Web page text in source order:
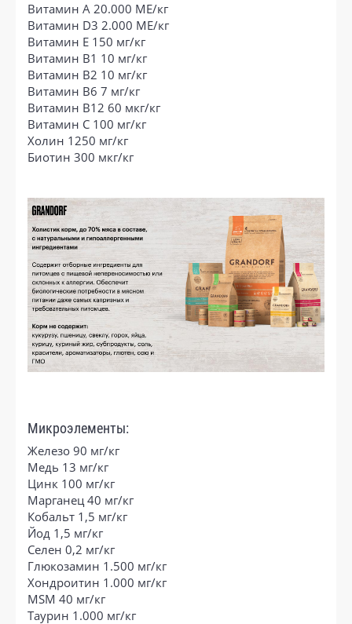
Витамин A 20.000 МЕ/кг
Витамин D3 2.000 МЕ/кг
Витамин E 150 мг/кг
Витамин В1 10 мг/кг
Витамин B2 10 мг/кг
Витамин B6 7 мг/кг
Витамин B12 60 мкг/кг
Витамин C 100 мг/кг
Холин 1250 мг/кг
Биотин 300 мкг/кг
Микроэлементы:
Железо 90 мг/кг
Медь 13 мг/кг
Цинк 100 мг/кг
Марганец 40 мг/кг
Кобальт 1,5 мг/кг
Йод 1,5 мг/кг
Селен 0,2 мг/кг
Глюкозамин 1.500 мг/кг
Хондроитин 1.000 мг/кг
MSM 40 мг/кг
Таурин 1.000 мг/кг